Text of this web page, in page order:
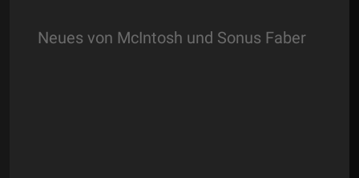
Neues von McIntosh und Sonus Faber